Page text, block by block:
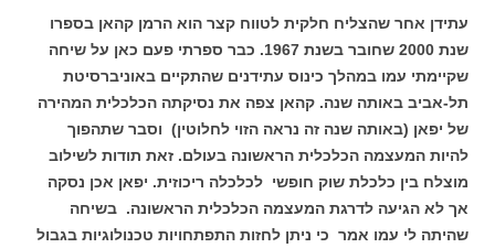
עתידן אחר שהצליח חלקית לטווח קצר הוא הרמן קהאן בספרו
שנת 2000 שחובר בשנת 1967. כבר ספרתי פעם כאן על שיחה
שקיימתי עמו במהלך כינוס עתידנים שהתקיים באוניברסיטת
תל-אביב באותה שנה. קהאן צפה את נסיקתה הכלכלית המהירה
של יפאן (באותה שנה זה נראה הזוי לחלוטין) וסבר שתהפוך
להיות המעצמה הכלכלית הראשונה בעולם. זאת תודות לשילוב
מוצלח בין כלכלת שוק חופשי לכלכלה ריכוזית. יפאן אכן נסקה
אך לא הגיעה לדרגת המעצמה הכלכלית הראשונה. בשיחה
שהיתה לי עמו אמר כי ניתן לחזות התפתחויות טכנולוגיות בגבול